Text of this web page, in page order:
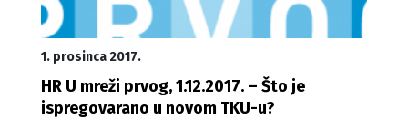
1. prosinca 2017.
HR U mreži prvog, 1.12.2017. – Što je
ispregovarano u novom TKU-u?